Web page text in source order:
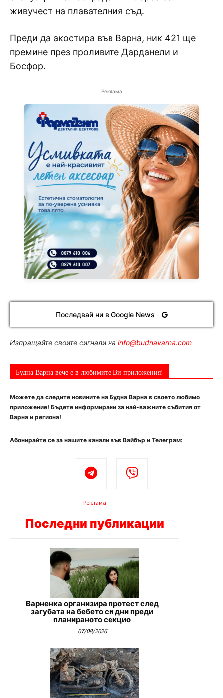
живучест на плавателния съд.
Преди да акостира във Варна, ник 421 ще
премине през проливите Дарданели и
Босфор.
Реклама
Последвай ни в Google News
Изпращайте своите сигнали на info@budnavarna.com
Будна Варна вече е в любимите Ви приложения!
Можете да следите новините на Будна Варна в своето любимо
приложение! Бъдете информирани за най-важните събития от
Варна и региона!
Абонирайте се за нашите канали във Вайбър и Телеграм:
Реклама
Последни публикации
Варненка организира протест след
загубата на бебето си дни преди
планираното секцио
07/08/2026